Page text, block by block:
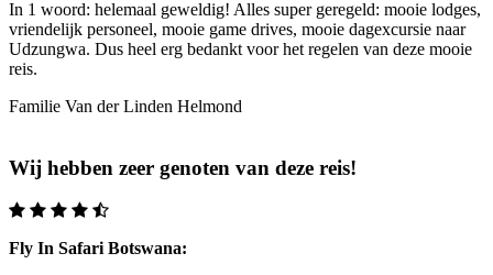
In 1 woord: helemaal geweldig! Alles super geregeld: mooie lodges,
vriendelijk personeel, mooie game drives, mooie dagexcursie naar
Udzungwa. Dus heel erg bedankt voor het regelen van deze mooie
reis.
Familie Van der Linden Helmond
Wij hebben zeer genoten van deze reis!
Fly In Safari Botswana: